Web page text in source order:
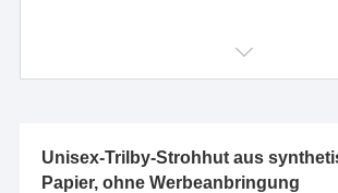
Unisex-Trilby-Strohhut aus
Papier, ohne Werbeanbringung